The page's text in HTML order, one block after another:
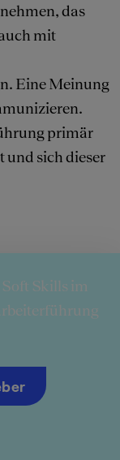
das
mit
Eine Meinung
primär
und sich dieser
Skills im